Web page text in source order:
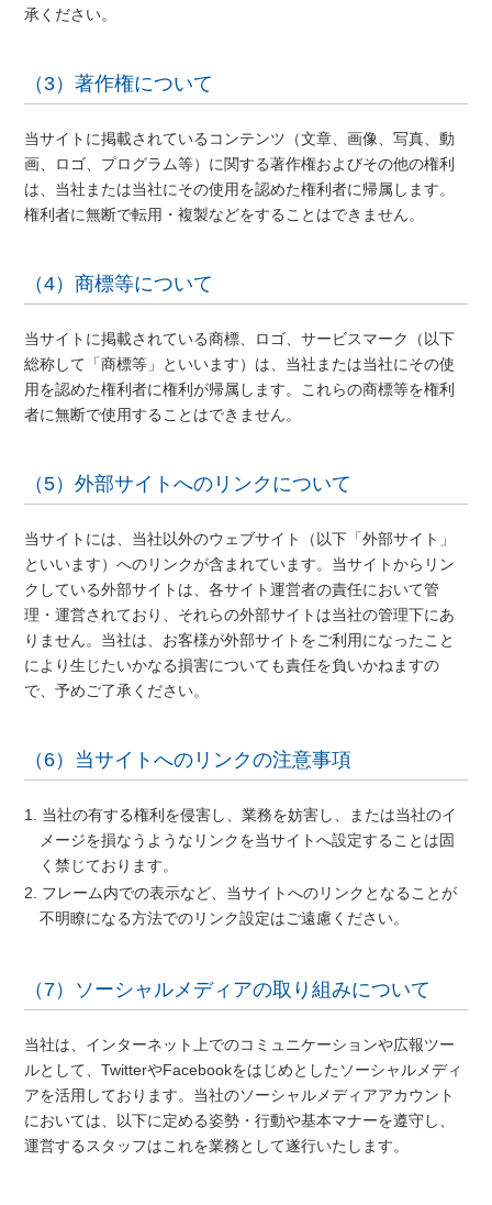
承ください。
（3）著作権について
当サイトに掲載されているコンテンツ（文章、画像、写真、動
画、ロゴ、プログラム等）に関する著作権およびその他の権利
は、当社または当社にその使用を認めた権利者に帰属します。
権利者に無断で転用・複製などをすることはできません。
（4）商標等について
当サイトに掲載されている商標、ロゴ、サービスマーク（以下
総称して「商標等」といいます）は、当社または当社にその使
用を認めた権利者に権利が帰属します。これらの商標等を権利
者に無断で使用することはできません。
（5）外部サイトへのリンクについて
当サイトには、当社以外のウェブサイト（以下「外部サイト」
といいます）へのリンクが含まれています。当サイトからリン
クしている外部サイトは、各サイト運営者の責任において管
理・運営されており、それらの外部サイトは当社の管理下にあ
りません。当社は、お客様が外部サイトをご利用になったこと
により生じたいかなる損害についても責任を負いかねますの
で、予めご了承ください。
（6）当サイトへのリンクの注意事項
1. 当社の有する権利を侵害し、業務を妨害し、または当社のイ
メージを損なうようなリンクを当サイトへ設定することは固
く禁じております。
2. フレーム内での表示など、当サイトへのリンクとなることが
不明瞭になる方法でのリンク設定はご遠慮ください。
（7）ソーシャルメディアの取り組みについて
当社は、インターネット上でのコミュニケーションや広報ツー
ルとして、TwitterやFacebookをはじめとしたソーシャルメディ
アを活用しております。当社のソーシャルメディアアカウント
においては、以下に定める姿勢・行動や基本マナーを遵守し、
運営するスタッフはこれを業務として遂行いたします。